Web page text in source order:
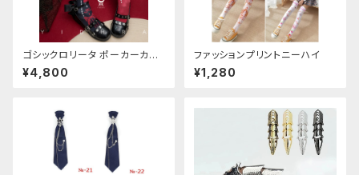
ゴシックロリータ ポーカーカー
ド柄 プリントタイツ
¥4,800
ファッションプリントニーハイ
¥1,280